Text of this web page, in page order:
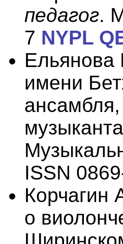
педагог.
7 NYPL
Ельянова
имени
ISSN
Корчагин
о